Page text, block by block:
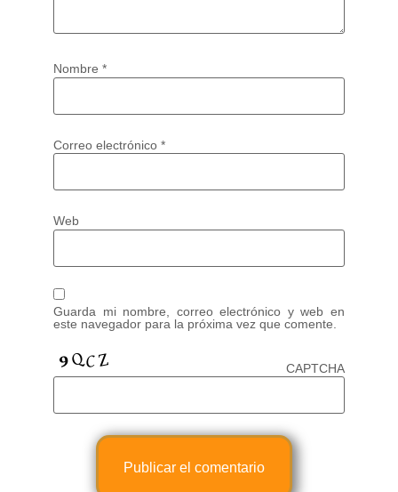
Nombre *
Correo electrónico *
Web
Guarda mi nombre, correo electrónico y web en
este navegador para la próxima vez que comente.
CAPTCHA